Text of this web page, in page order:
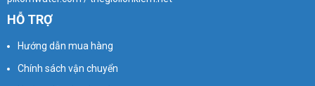
HỖ TRỢ
Hướng dẫn mua hàng
Chính sách vận chuyển